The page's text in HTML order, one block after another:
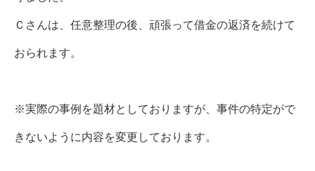
Ｃさんは、任意整理の後、頑張って借金の返済を続けて
おられます。
※実際の事例を題材としておりますが、事件の特定がで
きないように内容を変更しております。